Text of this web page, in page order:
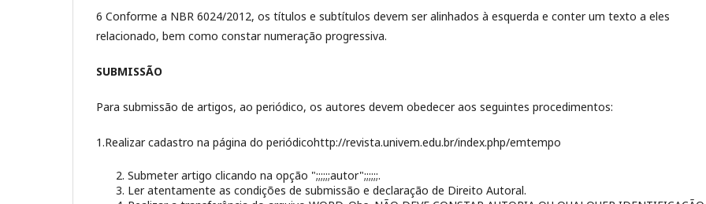
6 Conforme a NBR 6024/2012, os títulos e subtítulos devem ser alinhados à esquerda e conter um texto a eles
relacionado, bem como constar numeração progressiva.
SUBMISSÃO
Para submissão de artigos, ao periódico, os autores devem obedecer aos seguintes procedimentos:
1.Realizar cadastro na página do periódicohttp://revista.univem.edu.br/index.php/emtempo
Submeter artigo clicando na opção ";;;;;;autor";;;;;;.
Ler atentamente as condições de submissão e declaração de Direito Autoral.